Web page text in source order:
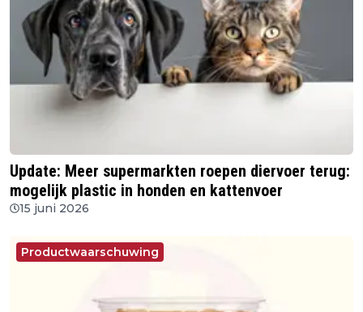
Update: Meer supermarkten roepen diervoer terug:
mogelijk plastic in honden en kattenvoer
15 juni 2026
Productwaarschuwing